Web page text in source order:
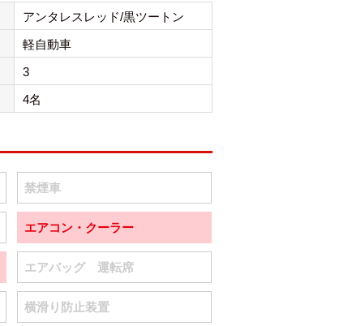
アンタレスレッド/黒ツートン
軽自動車
3
4名
禁煙車
エアコン・クーラー
エアバッグ 運転席
横滑り防止装置